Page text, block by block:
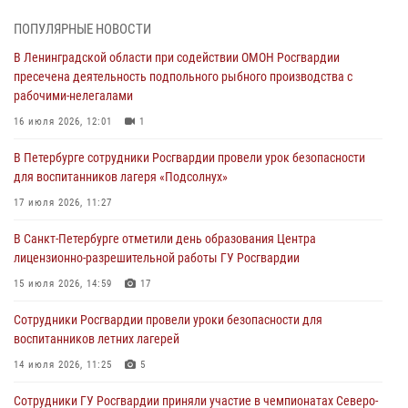
Ленобласти
04 августа 2026, 14:05
В Зеленогорске сотрудники Росгвардии, став очевидцами
серьезного ДТП, вызвали на место происшествия спасателей, а
03 августа 2026, 14:15 3 1
Росгвардейцы приняли участие в Большом семейном фестивале
В Ленинградской области сотрудники Росгвардии обнаружили
пропавшего мальчика с нарушением слуха и помогли ему вернуться
03 августа 2026, 11:51
В Санкт-Петербурге при содействии СОБР Росгвардии задержаны
ПОПУЛЯРНЫЕ НОВОСТИ
В Ленинградской области при содействии ОМОН Росгвардии
пресечена деятельность подпольного рыбного производства с
рабочими-нелегалами
16 июля 2026, 12:01 1
В Петербурге сотрудники Росгвардии провели урок безопасности
для воспитанников лагеря «Подсолнух»
17 июля 2026, 11:27
В Санкт-Петербурге отметили день образования Центра
лицензионно-разрешительной работы ГУ Росгвардии
15 июля 2026, 14:59 17
Сотрудники Росгвардии провели уроки безопасности для
воспитанников летних лагерей
14 июля 2026, 11:25 5
Сотрудники ГУ Росгвардии приняли участие в чемпионатах Северо-